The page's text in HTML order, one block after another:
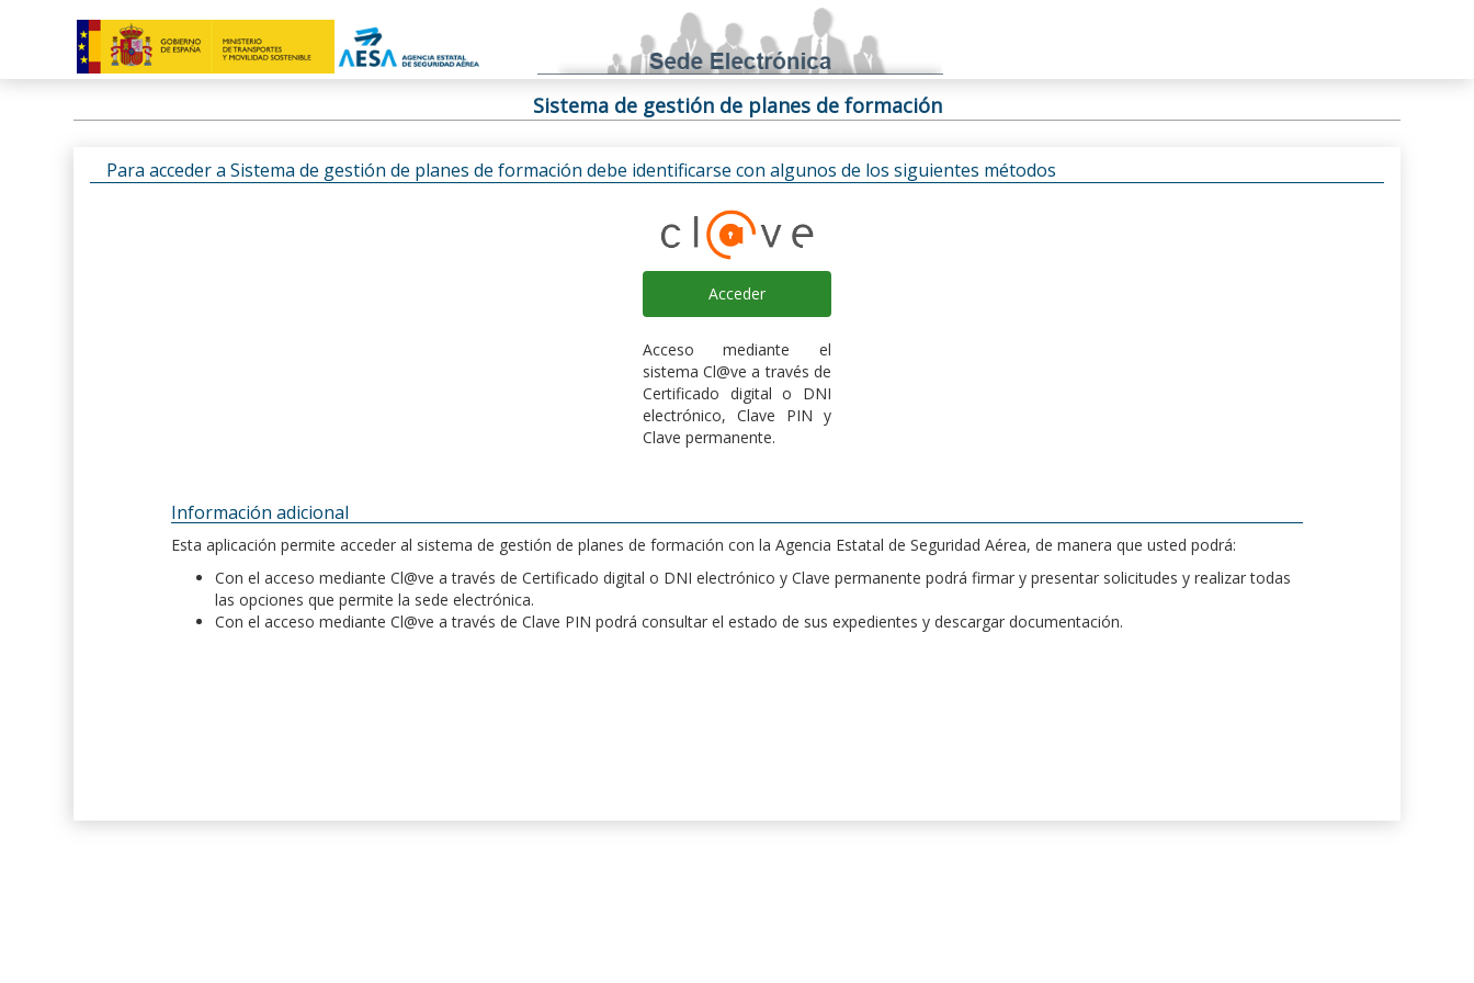
Sistema de gestión de planes de formación
Para acceder a Sistema de gestión de planes de formación debe identificarse con algunos de los siguientes métodos
Acceder
Acceso mediante el
sistema Cl@ve a través de
Certificado digital o DNI
electrónico, Clave PIN y
Clave permanente.
Información adicional
Esta aplicación permite acceder al sistema de gestión de planes de formación con la Agencia Estatal de Seguridad Aérea, de manera que usted podrá:
Con el acceso mediante Cl@ve a través de Certificado digital o DNI electrónico y Clave permanente podrá firmar y presentar solicitudes y realizar todas
las opciones que permite la sede electrónica.
Con el acceso mediante Cl@ve a través de Clave PIN podrá consultar el estado de sus expedientes y descargar documentación.